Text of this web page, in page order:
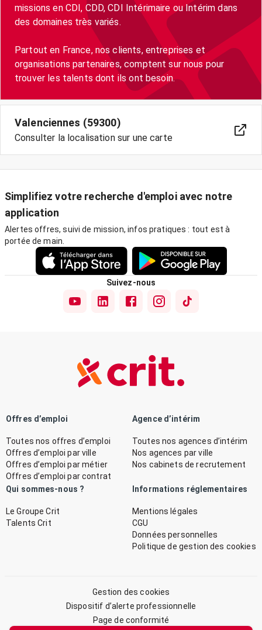
missions en CDI, CDD, CDI Intérimaire ou Intérim dans
des domaines très variés.
Partout en France, nos clients, entreprises et
organisations partenaires, comptent sur nous pour
trouver les talents dont ils ont besoin.
Valenciennes (59300)
Consulter la localisation sur une carte
Simplifiez votre recherche d'emploi avec notre
application
Alertes offres, suivi de mission, infos pratiques : tout est à
portée de main.
Suivez-nous
Offres d’emploi
Toutes nos offres d’emploi
Offres d’emploi par ville
Offres d’emploi par métier
Offres d’emploi par contrat
Agence d’intérim
Toutes nos agences d’intérim
Nos agences par ville
Nos cabinets de recrutement
Qui sommes-nous ?
Le Groupe Crit
Talents Crit
Informations réglementaires
Mentions légales
CGU
Données personnelles
Politique de gestion des cookies
Gestion des cookies
Dispositif d’alerte professionnelle
Page de conformité